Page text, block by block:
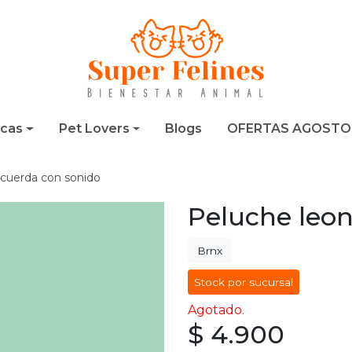
Pet Lovers Blogs OFERTAS AGOSTO
con sonido
Peluche
Brnx
Stock por sucursal
Agotado.
$ 4.900